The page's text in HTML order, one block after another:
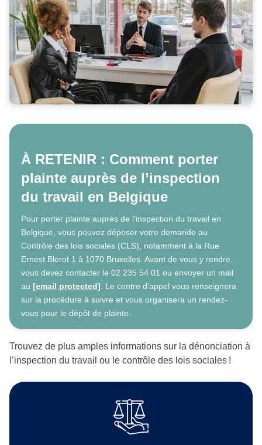
À RETENIR : Comment porter
plainte auprès de l’inspection
du travail en Belgique
Pour porter plainte auprès de l’inspection du travail en
Belgique, vous pouvez déposer votre demande au
Contrôle des lois sociales (CLS), notamment à la Rue
Ernest Blerot 1 à 1070 Bruxelles. Avant de vous y rendre,
vous devez contacter le 02 235 54 01 ou envoyer un mail
au [email protected] . Le centre d’appel vous renseignera
sur la procédure à suivre et vous organisera un rendez-
vous pour le dépôt de plainte.
Trouvez de plus amples informations sur la dénonciation à
l’inspection du travail ou le contrôle des lois sociales !